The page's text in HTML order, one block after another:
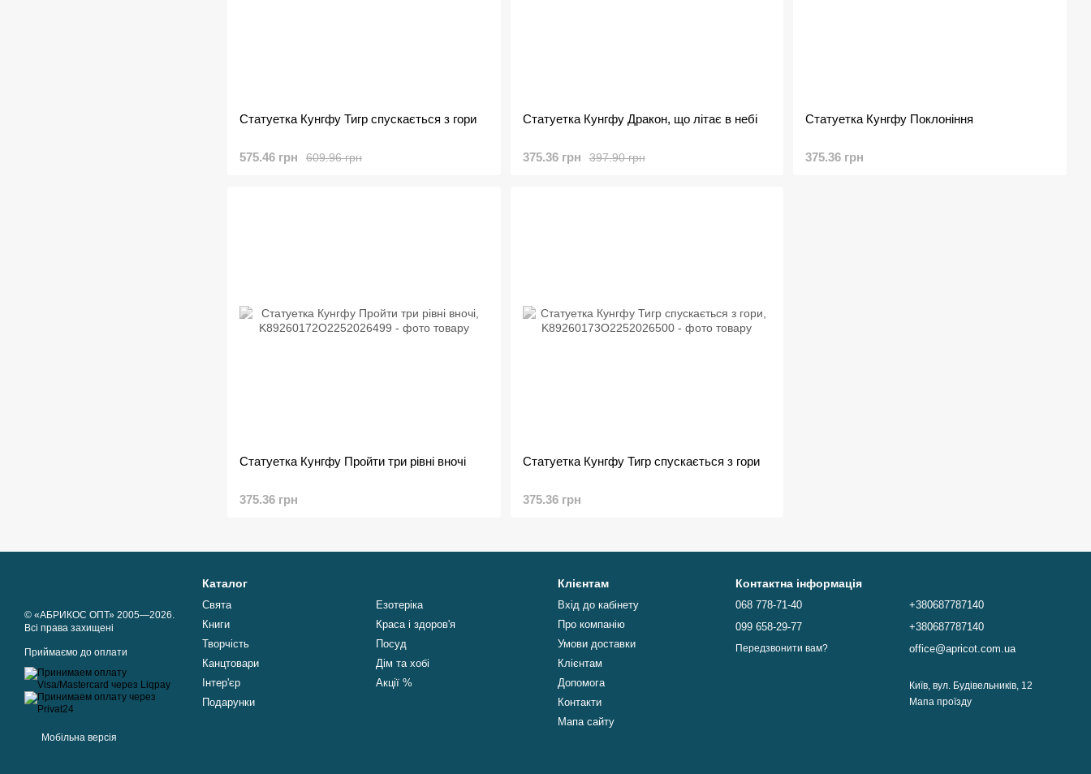
Статуетка Кунгфу Тигр спускається з гори
609.96 грн
575.46 грн
Статуетка Кунгфу Дракон, що літає в небі
397.90 грн
375.36 грн
Статуетка Кунгфу Поклоніння
375.36 грн
Статуетка Кунгфу Пройти три рівні вночі
375.36 грн
Статуетка Кунгфу Тигр спускається з гори
375.36 грн
© «АБРИКОС ОПТ» 2005—2026.
Всі права захищені
Приймаємо до оплати
Мобільна версія
Каталог
Свята
Книги
Творчість
Канцтовари
Інтер'єр
Подарунки
Езотеріка
Краса і здоров'я
Посуд
Дім та хобі
Акції %
Клієнтам
Вхід до кабінету
Про компанію
Умови доставки
Клієнтам
Допомога
Контакти
Мапа сайту
Контактна інформація
068 778-71-40
099 658-29-77
Передзвонити вам?
+380687787140
+380687787140
office@apricot.com.ua
Київ, вул. Будівельників, 12
Мапа проїзду